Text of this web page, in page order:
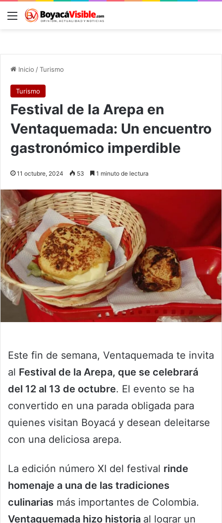
Menú
Inicio /Turismo
Turismo
Festival de la Arepa en
Ventaquemada: Un encuentro
gastronómico imperdible
11 octubre, 2024 53 1 minuto de lectura
Este fin de semana, Ventaquemada te invita
al Festival de la Arepa, que se celebrará
del 12 al 13 de octubre. El evento se ha
convertido en una parada obligada para
quienes visitan Boyacá y desean deleitarse
con una deliciosa arepa.
La edición número XI del festival rinde
homenaje a una de las tradiciones
culinarias más importantes de Colombia.
Ventaquemada hizo historia al lograr un